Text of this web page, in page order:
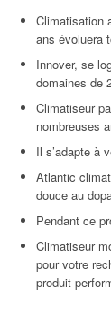
Climatisation
ans évoluera
Innover, se
domaines de
Climatiseur
nombreuses
Il s’adapte à
Atlantic
douce au
Pendant ce
Climatiseur
pour votre
produit